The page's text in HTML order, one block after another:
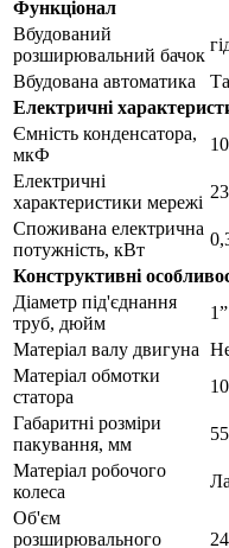
Функціонал
Вбудований
розширювальний бачок
Вбудована автоматика
Електричні
Ємність конденсатора,
мкФ
10
Електричні
характеристики мережі
Споживана електрична
потужність, кВт
Конструктивні
Діаметр під'єднання
труб, дюйм
Матеріал валу двигуна
Матеріал обмотки
статора
Габаритні розміри
пакування, мм
Матеріал робочого
колеса
Об'єм
розширювального
24